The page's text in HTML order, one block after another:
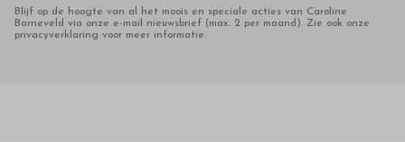
Blijf op de hoogte van al het moois en speciale acties van Caroline
Barneveld via onze e-mail nieuwsbrief (max. 2 per maand). Zie ook onze
privacyverklaring voor meer informatie.